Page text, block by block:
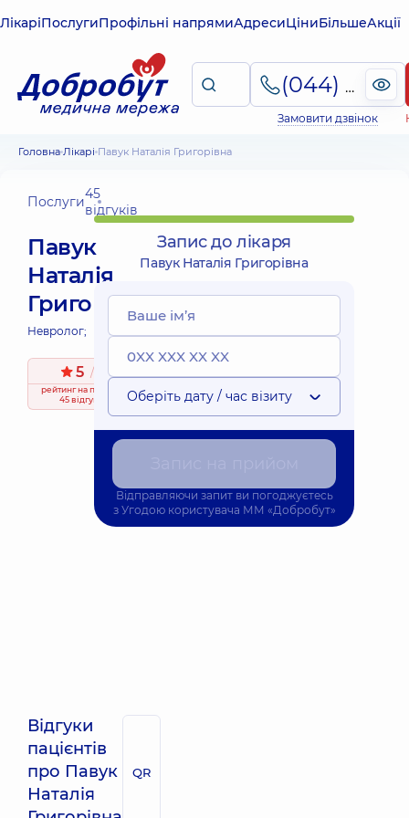
ЛікаріПослугиПрофільні напрямиАдресиЦіниБільшеАкції
(044) 495-2-888
Замовити дзвінок
Головна Лікарі Павук Наталія Григорівна
Послуги45
відгуків
Павук
Наталія
Григорівна
Невролог;
5 / 5
рейтингна підставі
45 відгуків
Відгуки
пацієнтів
про Павук
Наталія
QR
Запис до лікаря
Павук Наталія Григорівна
Оберіть дату / час візиту
Відправляючи запит ви погоджуєтесь
з Угодою користувача ММ «Добробут»